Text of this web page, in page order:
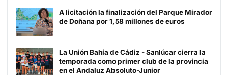
A licitación la finalización del Parque Mirador
de Doñana por 1,58 millones de euros
La Unión Bahía de Cádiz - Sanlúcar cierra la
temporada como primer club de la provincia
en el Andaluz Absoluto-Junior